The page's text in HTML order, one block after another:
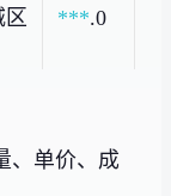
区
***.0
、单价、成